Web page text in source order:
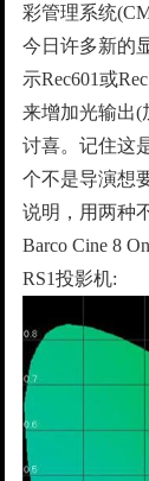
彩管理系统
今日许多新的
示Rec601或
来增加光输出(
讨喜。记住这
个不是导演想
说明，用两种
Barco Cine 8
RS1投影机: